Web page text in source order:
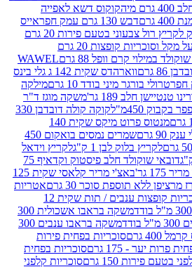
קוקוס דשא לאפייה
דבש 130 גרם עמק חפר
אייס
ממתק לקריץ רול צבעוני בטעם פירות 20 גרם
מארז 4 סוכריות על מקל וסוכריות קופצות 20 גרם
WAWEL
ווארהדס שקית 142 ג גלי בינס
מיני בודד 10 גרם
מילקה
גר'
משקה מוגז ד"ר
קוקה קולה דובדבן 330
מנטוס פרוט מיקס שקית 140
שמרים נמסים בואקום 450
לבן 1 ק"ג
לקריץ וידאל
דובאי שוקולד חלב פיסטוק וקדאיף 75
באצ'י מריר קלאסי שקית 125
סוכר 30 גרם
אטריות
צמר גפן עם סוכריות קופצות ענבים / תות שקית 12
משקה בראבו אשכולית 300
משקה בראבו ענבים 300
סוכריות בפחית פירות
גרם
סוכריות בפחית
גרם
סוכריות קלפני